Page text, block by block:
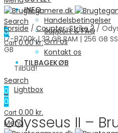
4,9
INFO
Handelsbetingelser
Support & FAQ
Om os
Kontakt os
TILBAGEKØB
Search
0
0
Cart 0.00 kr.
Menu
Search
0
Cart 0.00kr.
Forside /Counter-Strike 2/
i7-8700k | 32 GB RAM | 256 GB
GB
Tilbud!
Lightbox
Odysseus II –